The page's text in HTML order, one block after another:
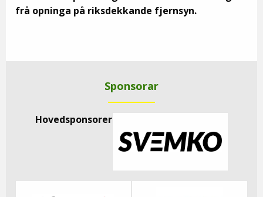
frå opninga på riksdekkande fjernsyn.
Sponsorar
Hovedsponsorer